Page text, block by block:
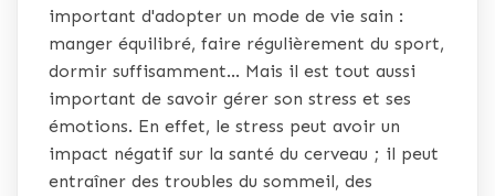
important d'adopter un mode de vie sain :
manger équilibré, faire régulièrement du sport,
dormir suffisamment... Mais il est tout aussi
important de savoir gérer son stress et ses
émotions. En effet, le stress peut avoir un
impact négatif sur la santé du cerveau ; il peut
entraîner des troubles du sommeil, des